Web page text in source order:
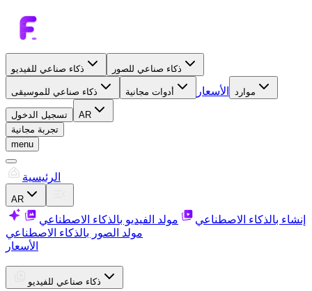
ذكاء صناعي للفيديو ذكاء صناعي للصور
ذكاء صناعي للموسيقى أدوات مجانية الأسعار موارد
تسجيل الدخول
AR
تجربة مجانية
menu
الرئيسية
AR
إنشاء بالذكاء الاصطناعي
مولد الفيديو بالذكاء الاصطناعي
مولد الصور بالذكاء الاصطناعي
الأسعار
ذكاء صناعي للفيديو